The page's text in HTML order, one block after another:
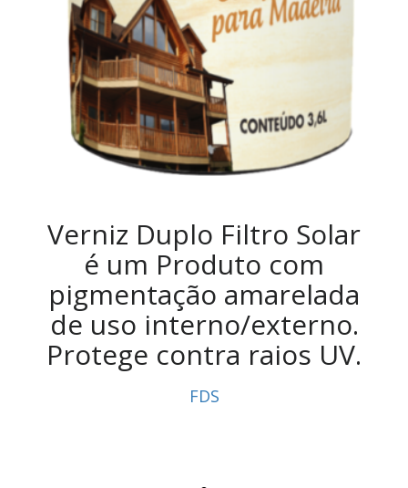
Verniz Duplo Filtro Solar
é um Produto com
pigmentação amarelada
de uso interno/externo.
Protege contra raios UV.
FDS